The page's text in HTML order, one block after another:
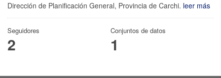
Dirección de Planificación General, Provincia de Carchi. leer más
Seguidores
2
Conjuntos de datos
1